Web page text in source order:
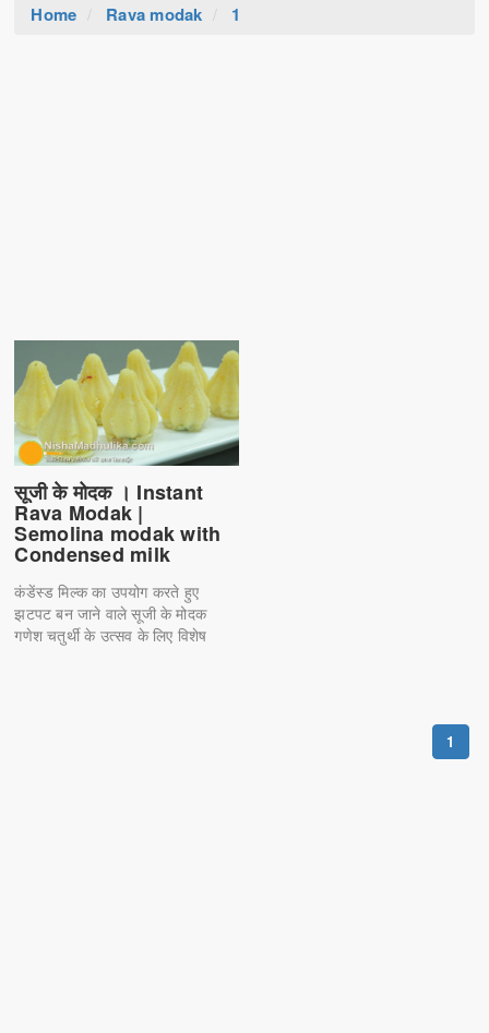
Home Rava modak 1
सूजी के मोदक । Instant
Rava Modak |
Semolina modak with
Condensed milk
कंडेंस्ड मिल्क का उपयोग करते हुए
झटपट बन जाने वाले सूजी के मोदक
गणेश चतुर्थी के उत्सव के लिए विशेष
1